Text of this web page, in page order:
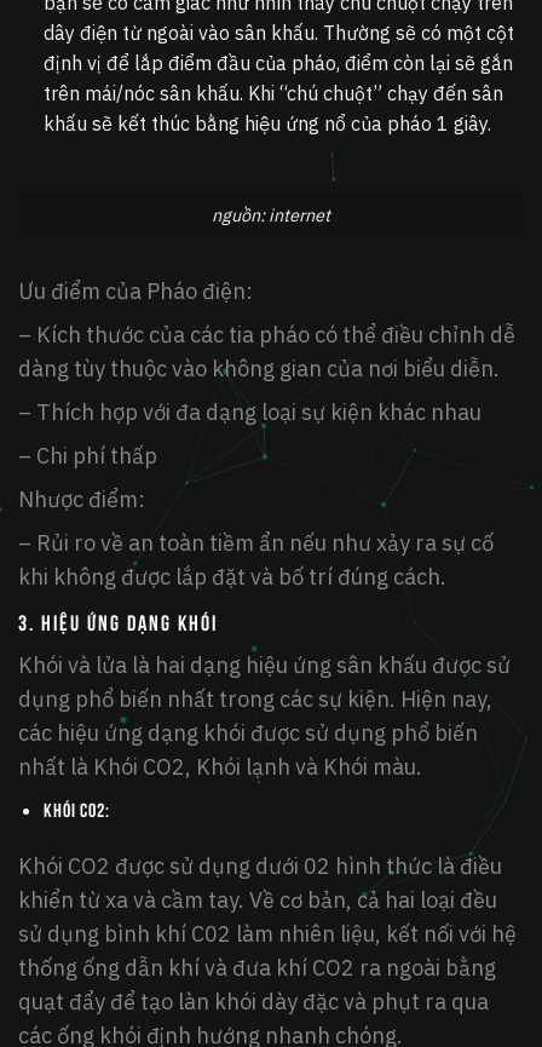
dây điện từ ngoài vào sân khấu. Thường sẽ có một cột
định vị để lắp điểm đầu của pháo, điểm còn lại sẽ gắn
trên mái/nóc sân khấu. Khi “chú chuột” chạy đến sân
khấu sẽ kết thúc bằng hiệu ứng nổ của pháo 1 giây.
nguồn: internet
Ưu điểm của Pháo điện:
– Kích thước của các tia pháo có thể điều chỉnh dễ
dàng tùy thuộc vào không gian của nơi biểu diễn.
– Thích hợp với đa dạng loại sự kiện khác nhau
– Chi phí thấp
Nhược điểm:
– Rủi ro về an toàn tiềm ẩn nếu như xảy ra sự cố
khi không được lắp đặt và bố trí đúng cách.
3. Hiệu ứng dạng khói
Khói và lửa là hai dạng hiệu ứng sân khấu được sử
dụng phổ biến nhất trong các sự kiện. Hiện nay,
các hiệu ứng dạng khói được sử dụng phổ biến
nhất là Khói CO2, Khói lạnh và Khói màu.
Khói CO2:
Khói CO2 được sử dụng dưới 02 hình thức là điều
khiển từ xa và cầm tay. Về cơ bản, cả hai loại đều
sử dụng bình khí C02 làm nhiên liệu, kết nối với hệ
thống ống dẫn khí và đưa khí CO2 ra ngoài bằng
quạt đẩy để tạo làn khói dày đặc và phụt ra qua
các ống khói định hướng nhanh chóng.